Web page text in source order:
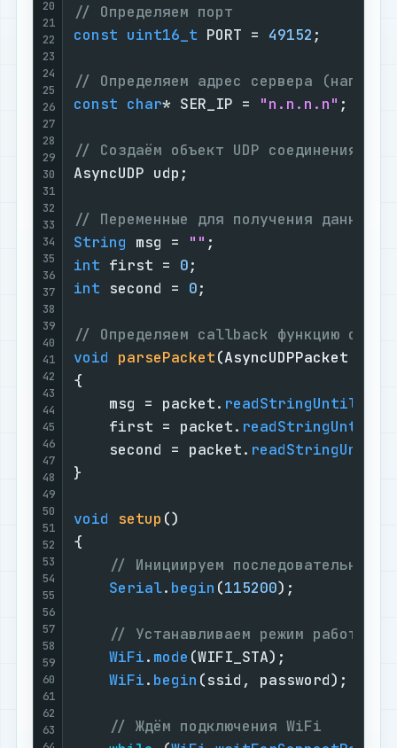
20
21
22
23
24
25
26
27
28
29
30
31
32
33
34
35
36
37
38
39
40
41
42
43
44
45
46
47
48
49
50
51
52
53
54
55
56
57
58
59
60
61
62
63
// Определяем порт
const uint16_t PORT = 49152 ;
// Определяем адрес сервера
const char* SER_IP = "n.n.n.n" ;
// Создаём объект UDP соединения
AsyncUDP udp;
// Переменные для получения данных
String msg = ""
int first = 0
int second = 0;
// Определяем callback функцию
void parsePacket(AsyncUDPPacket
{
    msg = packet.
readStringUntil
    first = packet.
readStringUntil
    second = packet.
readStringUntil
}
void setup ()
{
// Инициируем последовательный
Serial. begin (115200);
// Устанавливаем режим работы в
WiFi. mode (WIFI_STA);
WiFi. begin (ssid, password);
// Ждём подключения WiFi